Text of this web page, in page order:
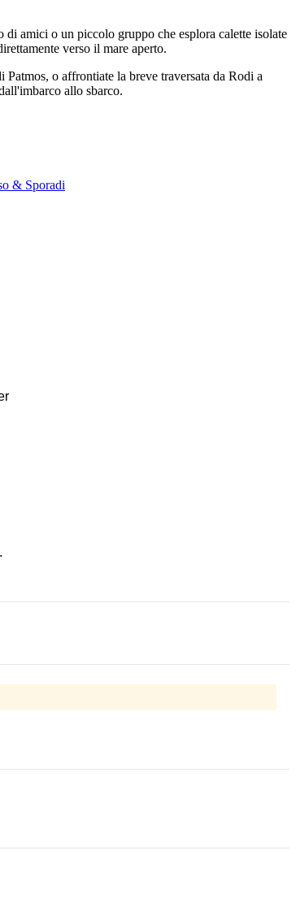
amici o un piccolo gruppo che esplora calette isolate
verso il mare aperto.
o affrontiate la breve traversata da Rodi a
allo sbarco.
& Sporadi